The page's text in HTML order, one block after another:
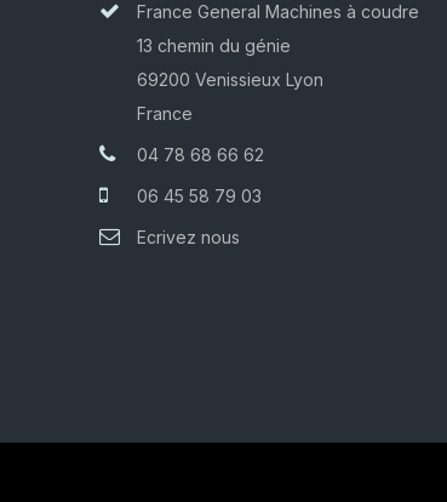
France General Machines à coudre
13 chemin du génie
69200 Venissieux Lyon
France
04 78 68 66 62
06 45 58 79 03
Ecrivez nous